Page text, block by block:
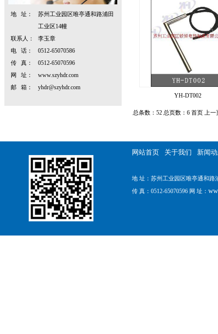
地 址：
苏州工业园区唯亭通和路浦田
工业区14幢
联系人：
李玉章
电 话：
0512-65070586
传 真：
0512-65070596
网 址：
www.szyhdr.com
邮 箱：
yhdr@szyhdr.com
YH-DT002
总条数：52 总页数：6 首页 上一
网站首页 关于我们 新闻
地 址：苏州工业园区唯亭通和路
传 真：0512-65070596 网 址：